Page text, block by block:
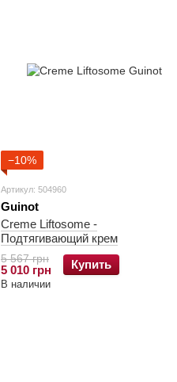
−10%
Артикул: 504960
Guinot
Creme Liftosome -
Подтягивающий крем
5 567 грн
5 010 грн Купить
В наличии